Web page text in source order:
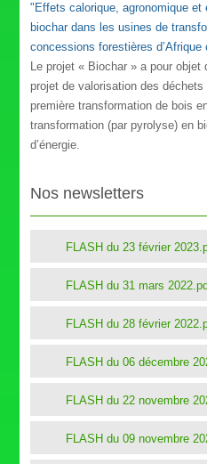
"Effets calorique, agronomique et
biochar dans les usines de
concessions forestières d’Afrique
Le projet « Biochar » a pour objet
projet de valorisation des déchets
première transformation de bois
transformation (par pyrolyse) en
d’énergie.
Nos newsletters
FLASH du 23 février
FLASH du 31 mars
FLASH du 28 février
FLASH du 06 décembre
FLASH du 22 novembre
FLASH du 09 novembre